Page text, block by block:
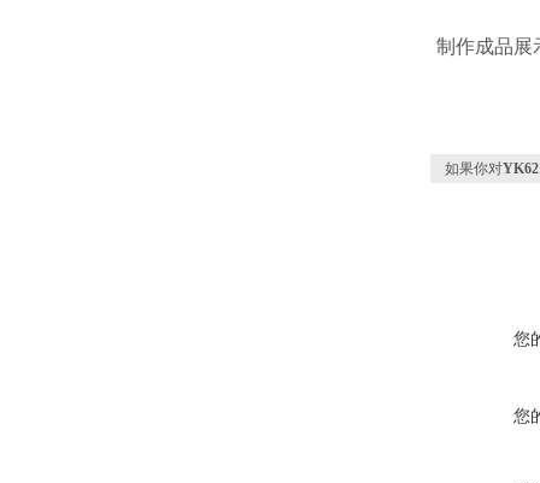
制作成品展
如果你对
您
您